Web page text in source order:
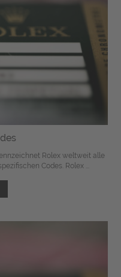
Rolex weltweit alle
Codes. Rolex ...